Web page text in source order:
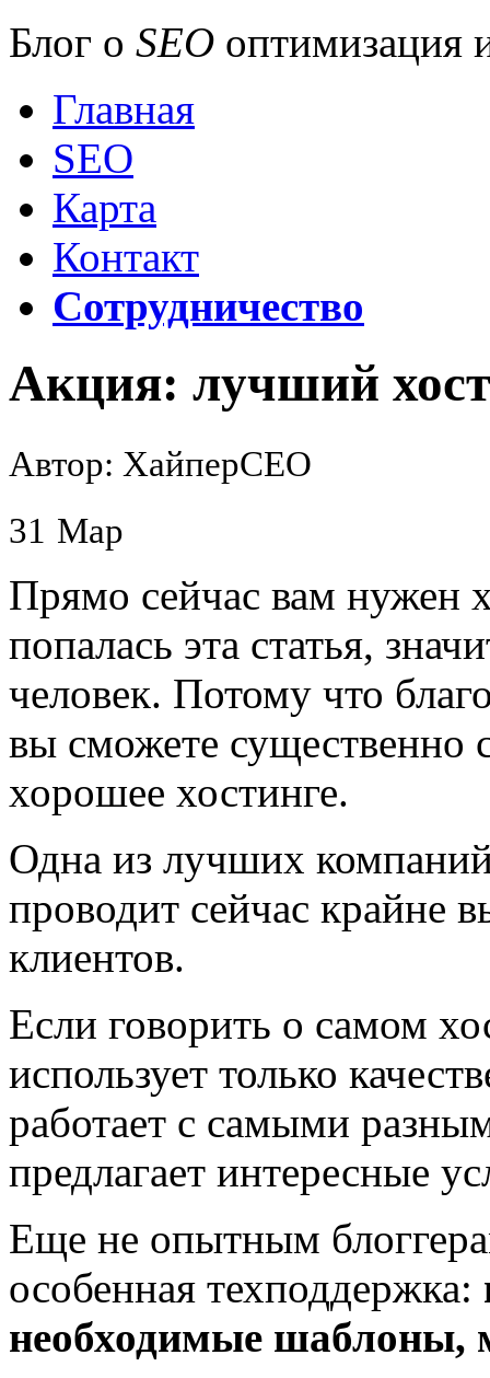
Блог о SEO оптимизация
Главная
SEO
Карта
Контакт
Сотрудничество
Акция: лучший
Автор: ХайперСЕО
31 Мар
Прямо сейчас вам нужен
попалась эта статья,
человек. Потому что
вы сможете существенно
хорошее хостинге.
Одна из лучших
проводит сейчас крайне
клиентов.
Если говорить о самом
использует только
работает с самыми
предлагает интересные
Еще не опытным
особенная техподдержка:
необходимые шаблоны,